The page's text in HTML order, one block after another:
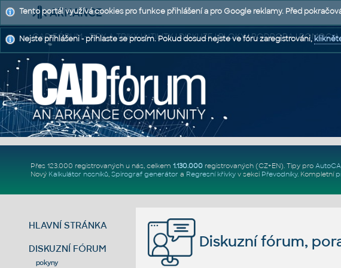
CAD FÓRUM - TIPY A TRIKY | UTILITY | DISKUZE | BLOKY | PODPORA | POMOC A
Přes 123.000 registrovaných u nás, celkem 1.130.000registrovaných (CZ+EN). Tipy pro
Nový Kalkulátor nosníků, Spirograf generátor a Regresní křivkyv sekci Převodníky. Kompletní
HLAVNÍ STRÁNKA
DISKUZNÍ FÓRUM
pokyny
Diskuzní fórum,
Tento portál využívá cookies pro funkce přihlášení a pro Google reklamy. Před
Nejste přihlášeni - přihlaste se prosím. Pokud dosud nejste ve fóru zaregistrováni,